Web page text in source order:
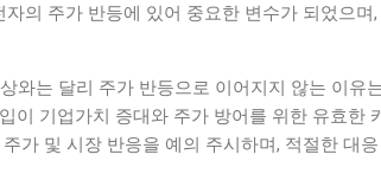
의 주가 반등에 있어 중요한 변수가 되었으며
와는 달리 주가 반등으로 이어지지 않는 이유
이 기업가치 증대와 주가 방어를 위한 유효한
가 및 시장 반응을 예의 주시하며, 적절한 대